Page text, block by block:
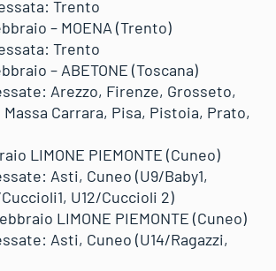
Trento
– MOENA (Trento)
Trento
– ABETONE (Toscana)
Arezzo, Firenze, Grosseto,
Carrara, Pisa, Pistoia, Prato,
LIMONE PIEMONTE (Cuneo)
Asti, Cuneo (U9/Baby1,
Cuccioli1, U12/Cuccioli 2)
LIMONE PIEMONTE (Cuneo)
Asti, Cuneo (U14/Ragazzi,